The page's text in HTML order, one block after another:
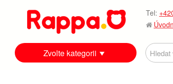
Tel:
Zvolte kategorii